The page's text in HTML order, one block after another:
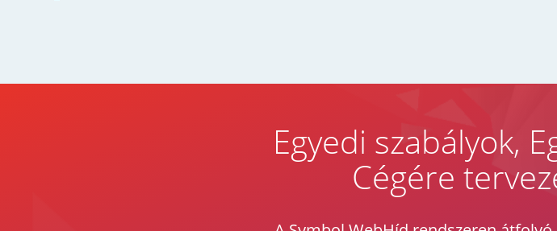
Egyedi szabályok,
Cégére